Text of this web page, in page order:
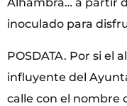
inoculado para
POSDATA. Por si el
influyente del
calle con el nombre